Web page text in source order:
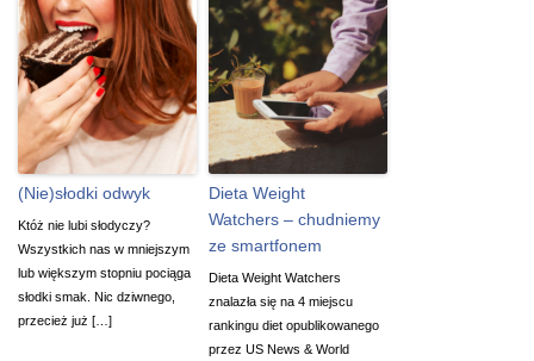
(Nie)słodki odwyk
Któż nie lubi słodyczy?
Wszystkich nas w mniejszym
lub większym stopniu pociąga
słodki smak. Nic dziwnego,
przecież już […]
Dieta Weight
Watchers – chudniemy
ze smartfonem
Dieta Weight Watchers
znalazła się na 4 miejscu
rankingu diet opublikowanego
przez US News & World